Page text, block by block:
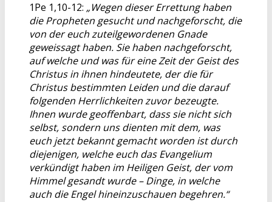
1Pe 1,10-12: „Wegen dieser Errettung haben
die Propheten gesucht und nachgeforscht, die
von der euch zuteilgewordenen Gnade
geweissagt haben. Sie haben nachgeforscht,
auf welche und was für eine Zeit der Geist des
Christus in ihnen hindeutete, der die für
Christus bestimmten Leiden und die darauf
folgenden Herrlichkeiten zuvor bezeugte.
Ihnen wurde geoffenbart, dass sie nicht sich
selbst, sondern uns dienten mit dem, was
euch jetzt bekannt gemacht worden ist durch
diejenigen, welche euch das Evangelium
verkündigt haben im Heiligen Geist, der vom
Himmel gesandt wurde – Dinge, in welche
auch die Engel hineinzuschauen begehren.“